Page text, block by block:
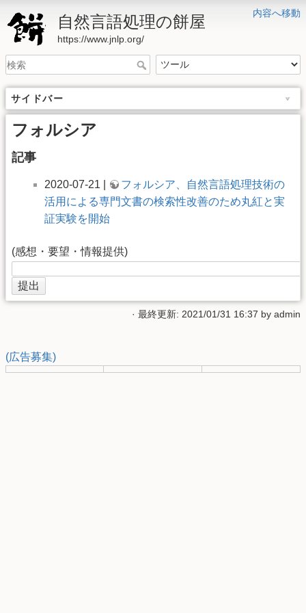
内容へ移動
自然言語処理の餅屋
https://www.jnlp.org/
サイドバー
フォルシア
記事
2020-07-21 |
フォルシア、自然言語処理技術の
活用による専門文書の検索性改善のため丸紅と実
証実験を開始
(感想・要望・情報提供)
· 最終更新: 2021/01/31 16:37 by admin
(広告募集)